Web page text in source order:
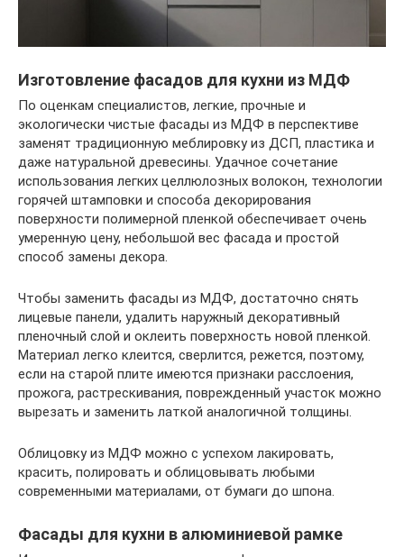
Изготовление фасадов для кухни из МДФ
По оценкам специалистов, легкие, прочные и
экологически чистые фасады из МДФ в перспективе
заменят традиционную меблировку из ДСП, пластика и
даже натуральной древесины. Удачное сочетание
использования легких целлюлозных волокон, технологии
горячей штамповки и способа декорирования
поверхности полимерной пленкой обеспечивает очень
умеренную цену, небольшой вес фасада и простой
способ замены декора.
Чтобы заменить фасады из МДФ, достаточно снять
лицевые панели, удалить наружный декоративный
пленочный слой и оклеить поверхность новой пленкой.
Материал легко клеится, сверлится, режется, поэтому,
если на старой плите имеются признаки расслоения,
прожога, растрескивания, поврежденный участок можно
вырезать и заменить латкой аналогичной толщины.
Облицовку из МДФ можно с успехом лакировать,
красить, полировать и облицовывать любыми
современными материалами, от бумаги до шпона.
Фасады для кухни в алюминиевой рамке